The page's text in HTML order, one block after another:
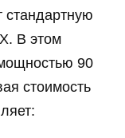
В этом
90
стоимость